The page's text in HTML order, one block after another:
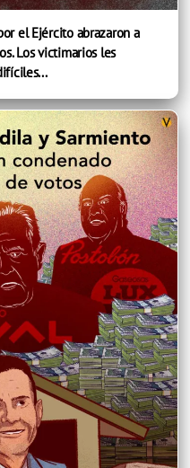
el Ejército abrazaron a
Los victimarios les